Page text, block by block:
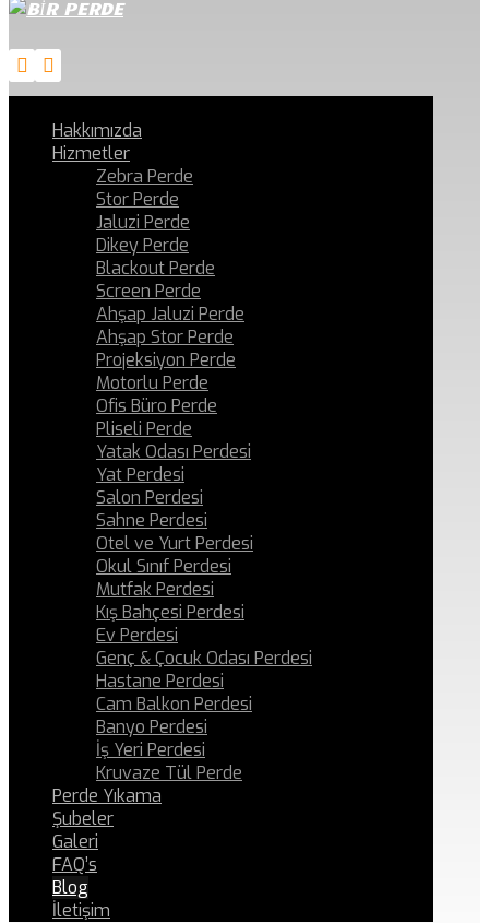
Hakkımızda
Hizmetler
Zebra Perde
Stor Perde
Jaluzi Perde
Dikey Perde
Blackout Perde
Screen Perde
Ahşap Jaluzi Perde
Ahşap Stor Perde
Projeksiyon Perde
Motorlu Perde
Ofis Büro Perde
Pliseli Perde
Yatak Odası Perdesi
Yat Perdesi
Salon Perdesi
Sahne Perdesi
Otel ve Yurt Perdesi
Okul Sınıf Perdesi
Mutfak Perdesi
Kış Bahçesi Perdesi
Ev Perdesi
Genç & Çocuk Odası Perdesi
Hastane Perdesi
Cam Balkon Perdesi
Banyo Perdesi
İş Yeri Perdesi
Kruvaze Tül Perde
Perde Yıkama
Şubeler
Galeri
FAQ’s
Blog
İletişim